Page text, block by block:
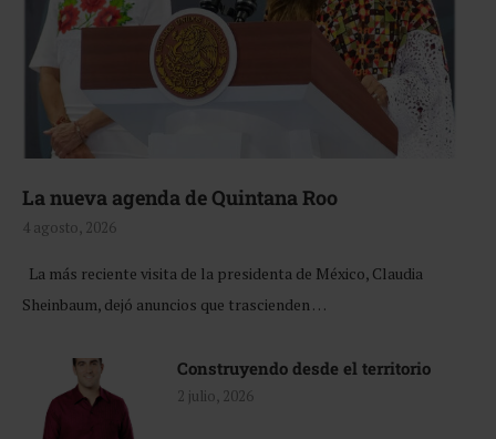
La nueva agenda de Quintana Roo
4 agosto, 2026
La más reciente visita de la presidenta de México, Claudia
Sheinbaum, dejó anuncios que trascienden …
Construyendo desde el territorio
2 julio, 2026